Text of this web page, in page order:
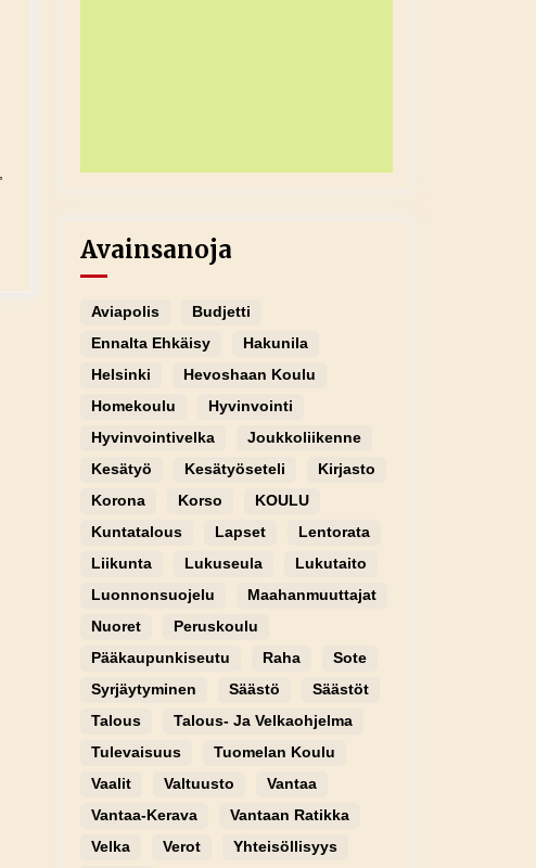
Avainsanoja
Aviapolis
Budjetti
Ennalta Ehkäisy
Hakunila
Helsinki
Hevoshaan Koulu
Homekoulu
Hyvinvointi
Hyvinvointivelka
Joukkoliikenne
Kesätyö
Kesätyöseteli
Kirjasto
Korona
Korso
KOULU
Kuntatalous
Lapset
Lentorata
Liikunta
Lukuseula
Lukutaito
Luonnonsuojelu
Maahanmuuttajat
Nuoret
Peruskoulu
Pääkaupunkiseutu
Raha
Sote
Syrjäytyminen
Säästö
Säästöt
Talous
Talous- Ja Velkaohjelma
Tulevaisuus
Tuomelan Koulu
Vaalit
Valtuusto
Vantaa
Vantaa-Kerava
Vantaan Ratikka
Velka
Verot
Yhteisöllisyys